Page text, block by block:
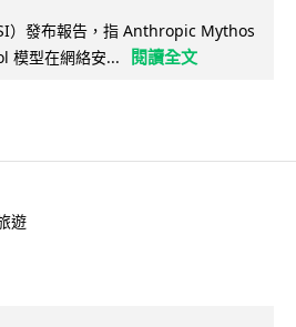
）發布報告，指 Anthropic Mythos
模型在網絡安...
閱讀全文
遊